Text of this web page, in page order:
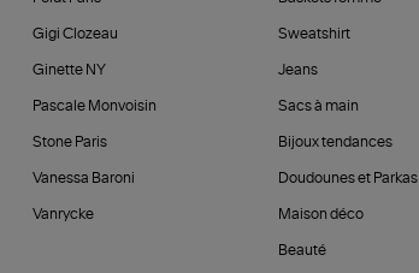
Gigi Clozeau
Ginette NY
Pascale Monvoisin
Stone Paris
Vanessa Baroni
Vanrycke
Sweatshirt
Jeans
Sacs à main
Bijoux tendances
Doudounes et Parkas
Maison déco
Beauté